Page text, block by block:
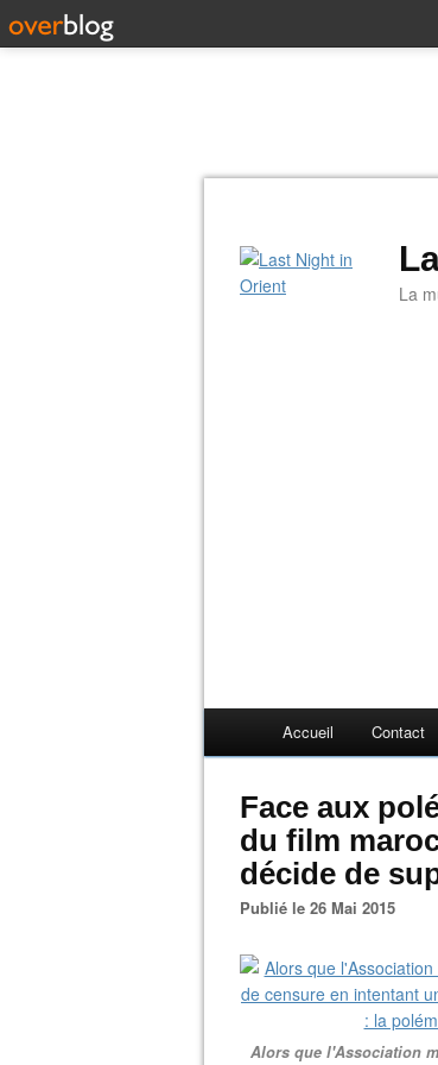
La
Accueil Contact
Face aux
du film
décide de
Publié le 26 Mai 2015
Alors que l'Association